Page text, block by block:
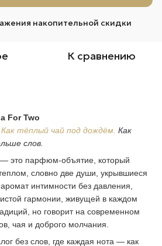
накопительной скидки
К сравнению
For Two
Как тёплый чай под дождём. Как
слов.
— это парфюм-объятие, который
словно две души, укрывшиеся
интимности без давления,
гармонии, живущей в каждом
но говорит на современном
чая и доброго молчания.
без слов, где каждая нота — как